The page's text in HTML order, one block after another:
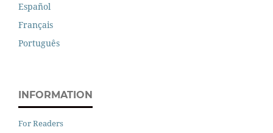
Español
Français
Português
INFORMATION
For Readers